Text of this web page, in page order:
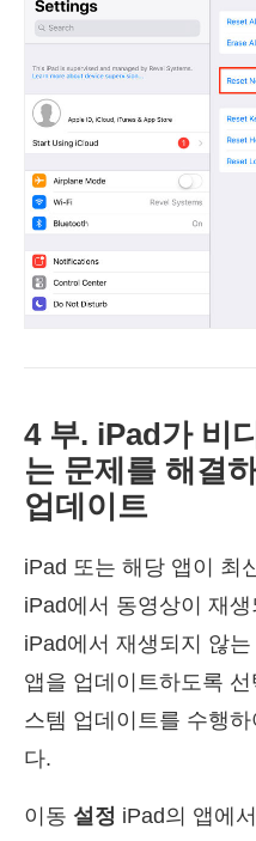
4 부. iPad가 비
는 문제를 해결
업데이트
iPad 또는 해당 앱이 최
iPad에서 동영상이 재
iPad에서 재생되지 않
앱을 업데이트하도록
스템 업데이트를 수행
다.
이동 설정 iPad의 앱에서